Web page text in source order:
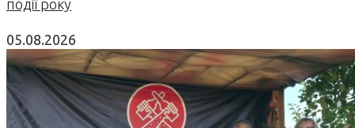
події року
05.08.2026